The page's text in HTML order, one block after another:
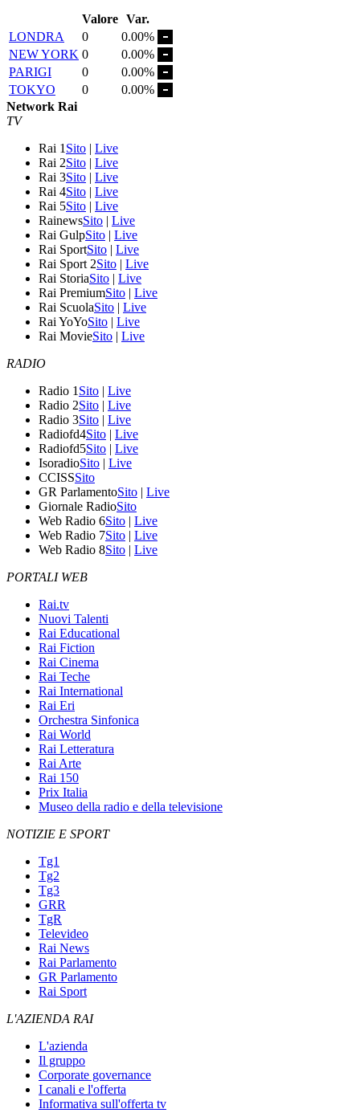
Valore Var.
LONDRA
0
0.00%
NEW YORK 0
0.00%
PARIGI
0
0.00%
TOKYO
0
0.00%
Network Rai
TV
Rai 1 Sito | Live
Rai 2Sito | Live
Rai 3Sito | Live
Rai 4Sito | Live
Rai 5Sito | Live
RainewsSito | Live
Rai GulpSito | Live
Rai SportSito | Live
Rai Sport 2Sito | Live
Rai StoriaSito | Live
Rai PremiumSito | Live
Rai ScuolaSito | Live
Rai YoYoSito | Live
Rai MovieSito | Live
RADIO
Radio 1 Sito | Live
Radio 2Sito | Live
Radio 3Sito | Live
Radiofd4Sito | Live
Radiofd5Sito | Live
IsoradioSito | Live
CCISSSito
GR ParlamentoSito | Live
Giornale RadioSito
Web Radio 6Sito | Live
Web Radio 7Sito | Live
Web Radio 8Sito | Live
PORTALI WEB
Rai.tv
Nuovi Talenti
Rai Educational
Rai Fiction
Rai Cinema
Rai Teche
Rai International
Rai Eri
Orchestra Sinfonica
Rai World
Rai Letteratura
Rai Arte
Rai 150
Prix Italia
Museo della radio e della televisione
NOTIZIE E SPORT
Tg1
Tg2
Tg3
GRR
TgR
Televideo
Rai News
Rai Parlamento
GR Parlamento
Rai Sport
L'AZIENDA RAI
L'azienda
Il gruppo
Corporate governance
I canali e l'offerta
Informativa sull'offerta tv